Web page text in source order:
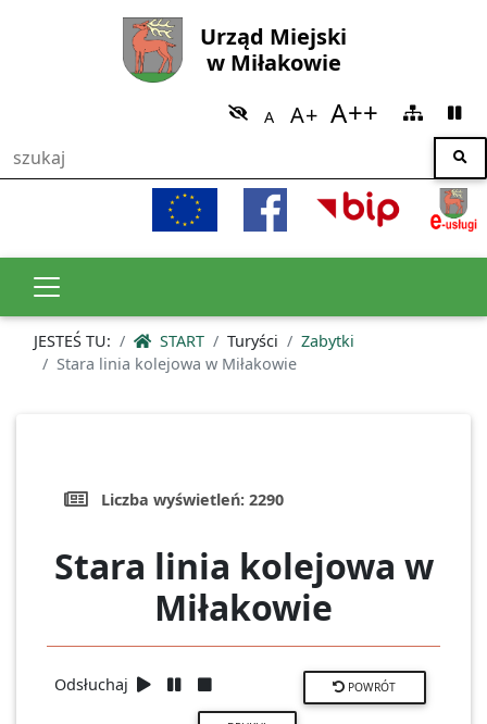
Urząd Miejski
w Miłakowie
JESTEŚ TU: START Turyści
Zabytki
Stara linia kolejowa w Miłakowie
Liczba wyświetleń: 2290
Stara linia kolejowa w
Miłakowie
Odsłuchaj POWRÓT